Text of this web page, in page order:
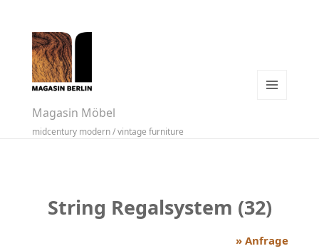
Magasin Möbel
midcentury modern / vintage furniture
String Regalsystem (32)
» Anfrage